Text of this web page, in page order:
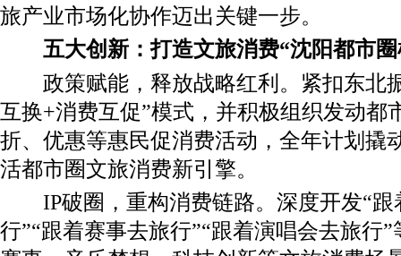
旅产业市场化协作迈出关键一步。
五大创新：打造文旅消费“沈阳都市圈
政策赋能，释放战略红利。紧扣东北
互换+消费互促”模式，并积极组织发动都
折、优惠等惠民促消费活动，全年计划撬
活都市圈文旅消费新引擎。
IP破圈，重构消费链路。深度开发“跟
行”“跟着赛事去旅行”“跟着演唱会去旅行